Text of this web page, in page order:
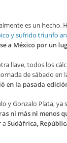
es un hecho.
y sufrido triunfo
a México por un
llave, todos los
de sábado en
en la pasada
y Gonzalo Plata,
ni más ni menos
aSudáfrica,